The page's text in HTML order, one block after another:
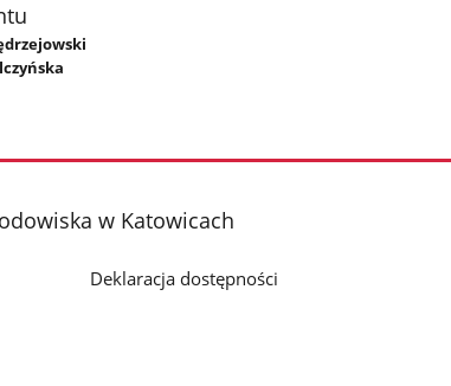
w Katowicach
Deklaracja dostępności